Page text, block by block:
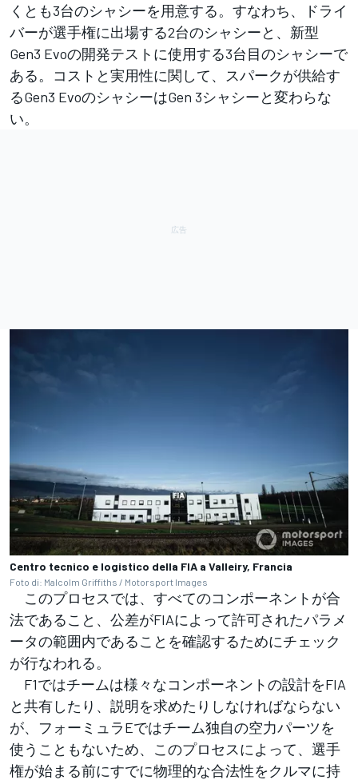
くとも3台のシャシーを用意する。すなわち、ドライ
バーが選手権に出場する2台のシャシーと、新型
Gen3 Evoの開発テストに使用する3台目のシャシーで
ある。コストと実用性に関して、スパークが供給す
るGen3 EvoのシャシーはGen 3シャシーと変わらな
い。
Centro tecnico e logistico della FIA a Valleiry, Francia
Foto di: Malcolm Griffiths / Motorsport Images
このプロセスでは、すべてのコンポーネントが合
法であること、公差がFIAによって許可されたパラメ
ータの範囲内であることを確認するためにチェック
が行なわれる。
F1ではチームは様々なコンポーネントの設計をFIA
と共有したり、説明を求めたりしなければならない
が、フォーミュラEではチーム独自の空力パーツを
使うこともないため、このプロセスによって、選手
権が始まる前にすでに物理的な合法性をクルマに持